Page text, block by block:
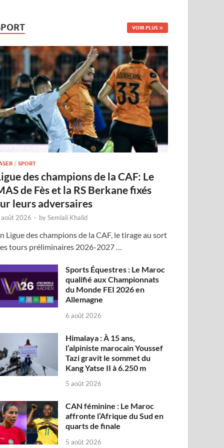
VOIR PLUS
/SPORT
des champions de la CAF: Le
de Fès et la RS Berkane fixés
leurs adversaires
2026 - bySemlali Khalid
Ligue des champions de la CAF, le tirage au sort
tours préliminaires 2026-2027 …
Sports Équestres : Le Maroc
qualifié aux Championnats
du Monde FEI 2026 en
Allemagne
6 août 2026
Himalaya : À 15 ans,
l’alpiniste marocain Youssef
Tazi gravit le sommet du
Kang Yatse II à 6.250 m
5 août 2026
CAN féminine : Le Maroc
affronte l’Afrique du Sud en
quarts de finale
5 août 2026